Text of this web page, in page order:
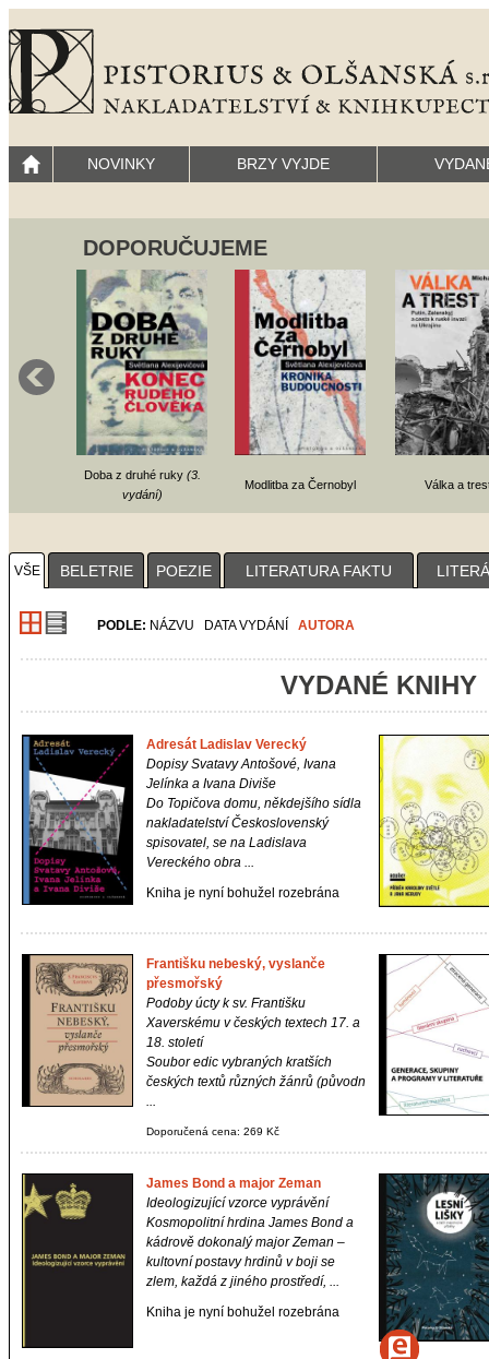
NOVINKY BRZY VYJDE
DOPORUČUJEME
Doba z druhé ruky (3.
vydání)
Modlitba za Černobyl Válka a
1 2 3
4
VŠE
BELETRIE POEZIE LITERATURA FAKTU
PODLE: NÁZVU DATA VYDÁNÍ AUTORA
VYDANÉ KNIHY
Adresát Ladislav Verecký
Dopisy Svatavy Antošové, Ivana
Jelínka a Ivana Diviše
Do Topičova domu, někdejšího sídla
nakladatelství Československý
spisovatel, se na Ladislava
Vereckého obra ...
Kniha je nyní bohužel rozebrána
Františku nebeský, vyslanče
přesmořský
Podoby úcty k sv. Františku
Xaverskému v českých textech 17. a
18. století
Soubor edic vybraných kratších
českých textů různých žánrů (původn
...
Doporučená cena: 269 Kč
James Bond a major Zeman
Ideologizující vzorce vyprávění
Kosmopolitní hrdina James Bond a
kádrově dokonalý major Zeman –
kultovní postavy hrdinů v boji se
zlem, každá z jiného prostředí, ...
Kniha je nyní bohužel rozebrána